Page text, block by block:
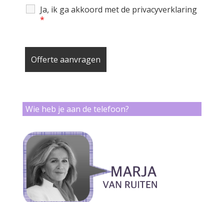
Ja, ik ga akkoord met de privacyverklaring
*
Wie heb je aan de telefoon?